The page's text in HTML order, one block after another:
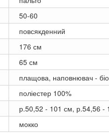
50-60
повсякденний
176 см
65 см
плащова, наповнювач -
поліестер 100%
р.50,52 - 101 см, р.54,56 -
мокко